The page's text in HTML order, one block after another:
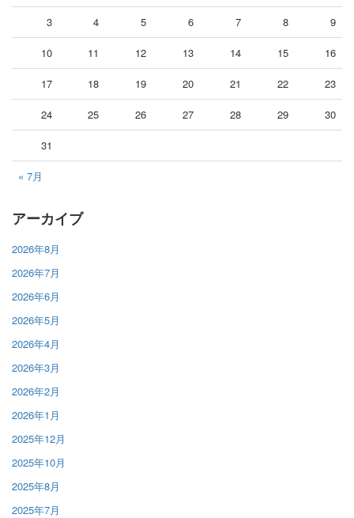
« 7月
3 4 5 6 7 8 9
10 11 12 13 14 15 16
17 18 19 20 21 22 23
24 25 26 27 28 29 30
31
アーカイブ
2026年8月
2026年7月
2026年6月
2026年5月
2026年4月
2026年3月
2026年2月
2026年1月
2025年12月
2025年10月
2025年8月
2025年7月